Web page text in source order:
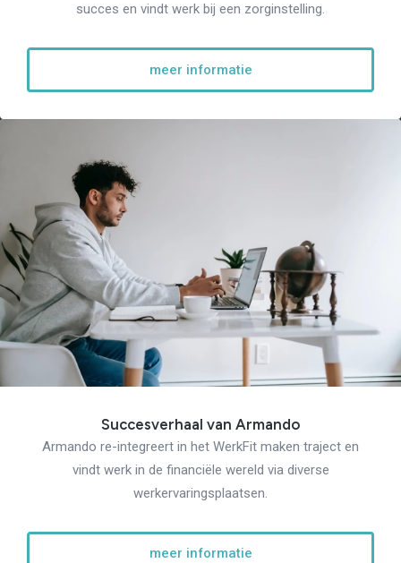
succes en vindt werk bij een zorginstelling.
meer informatie
Succesverhaal van Armando
Armando re-integreert in het WerkFit maken traject en
vindt werk in de financiële wereld via diverse
werkervaringsplaatsen.
meer informatie